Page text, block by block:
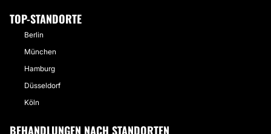
TOP-STANDORTE
Berlin
München
Hamburg
Düsseldorf
Köln
BEHANDLUNGEN NACH STANDORTEN